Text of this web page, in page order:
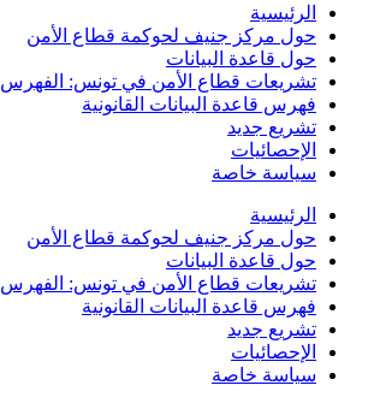
الرئيسية
حول مركز جنيف لحوكمة قطاع الأمن
حول قاعدة البيانات
تشريعات قطاع الأمن في تونس: الفهرس 1956-2011
فهرس قاعدة البيانات القانونية
تشريع جديد
الإحصائيات
سياسة خاصة
الرئيسية
حول مركز جنيف لحوكمة قطاع الأمن
حول قاعدة البيانات
تشريعات قطاع الأمن في تونس: الفهرس 1956-2011
فهرس قاعدة البيانات القانونية
تشريع جديد
الإحصائيات
سياسة خاصة